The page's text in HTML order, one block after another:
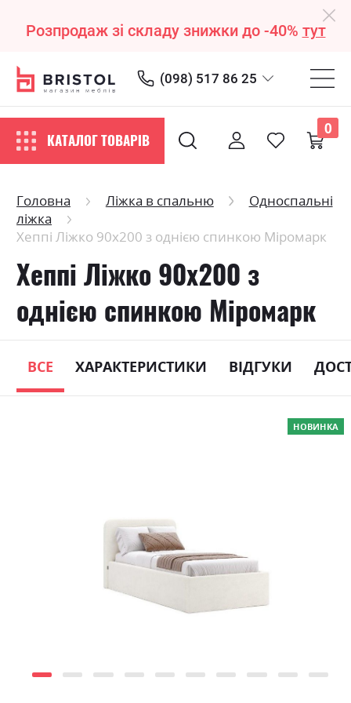
Розпродаж зі складу знижки до -40% тут
(098) 517 86 25
КАТАЛОГ ТОВАРІВ
0
Головна Ліжка в спальню
Односпальні
ліжка
Хеппі Ліжко 90х200 з однією спинкою Міромарк
Хеппі Ліжко 90х200 з
однією спинкою Міромарк
ВСЕ ХАРАКТЕРИСТИКИ ВІДГУКИ
НОВИНКА